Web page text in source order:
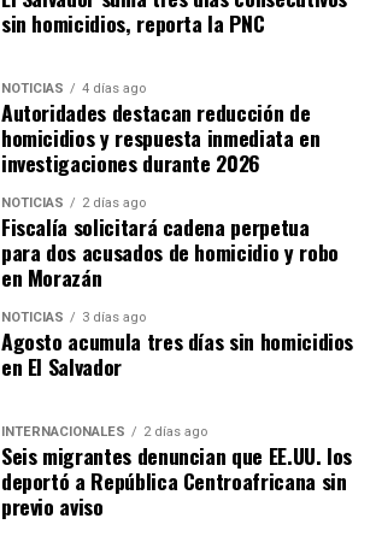
sin homicidios, reporta la PNC
NOTICIAS 4 días ago
Autoridades destacan reducción de
homicidios y respuesta inmediata en
investigaciones durante 2026
NOTICIAS 2 días ago
Fiscalía solicitará cadena perpetua
para dos acusados de homicidio y robo
en Morazán
NOTICIAS 3 días ago
Agosto acumula tres días sin homicidios
en El Salvador
INTERNACIONALES 2 días ago
Seis migrantes denuncian que EE.UU. los
deportó a República Centroafricana sin
previo aviso